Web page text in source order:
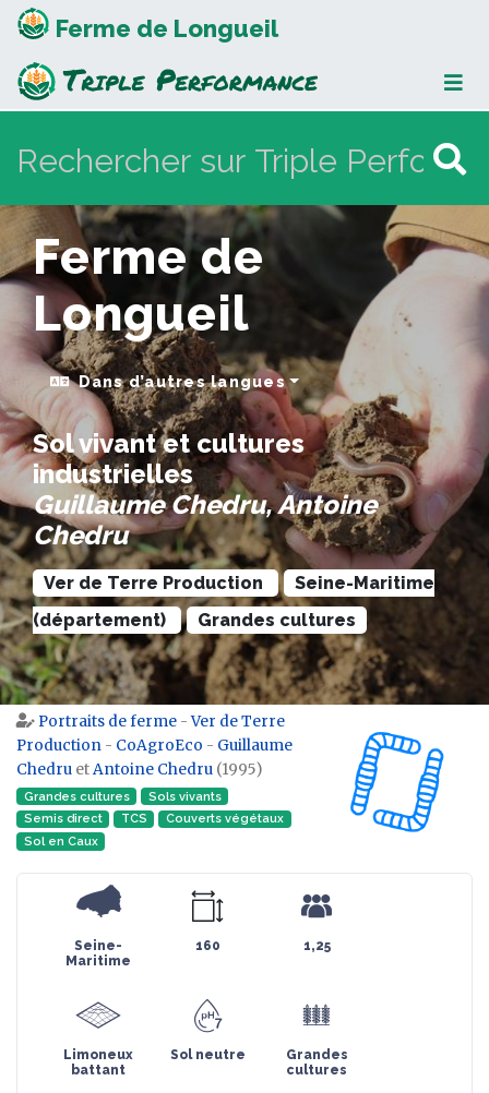
Ferme de Longueil
Ferme de
Longueil
Dans d’autres langues
Sol vivant et cultures
industrielles
Guillaume Chedru, Antoine
Chedru
Ver de Terre Production
Seine-Maritime
(département)
Grandes cultures
Aller à :navigation,rechercher
Portraits de ferme -Ver de Terre
Production - CoAgroEco - Guillaume
Chedru etAntoine Chedru (1995)
Grandes cultures
Sols vivants
Semis direct
TCS
Couverts végétaux
Sol en Caux
Seine-
Maritime
160 1,25
Limoneux
battant
Sol neutre
Grandes
cultures